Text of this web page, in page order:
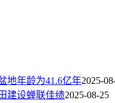
地年龄为41.6亿年2025-
建设蝉联佳绩2025-08-25